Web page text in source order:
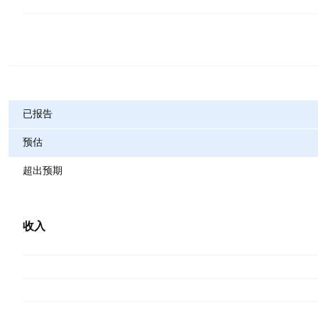
已报告
预估
超出预期
收入